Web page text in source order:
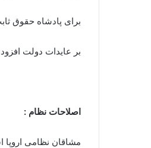
برای پادشاه حقوق
بر عایدات دولت
اصلاحات نظام :
مشاقان نظامی اروپا